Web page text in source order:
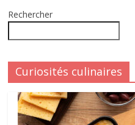
Rechercher
Curiosités culinaires